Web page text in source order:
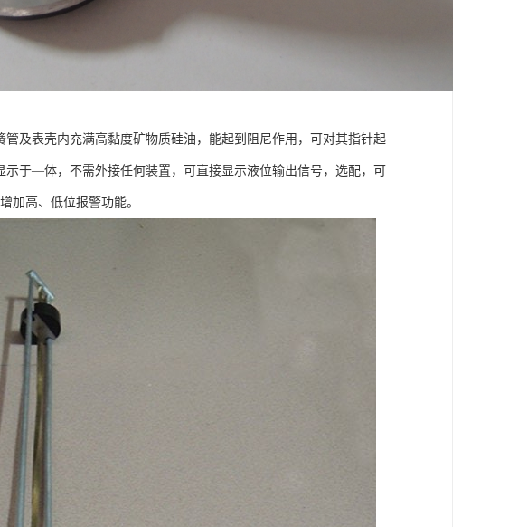
及表壳内充满高黏度矿物质硅油，能起到阻尼作用，可对其指针起
于—体，不需外接任何装置，可直接显示液位输出信号，选配，可
加高、低位报警功能。